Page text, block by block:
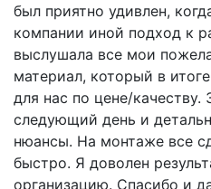
был приятно удивлен,
компании иной подход к
выслушала все мои
материал, который в
для нас по цене/
следующий день и
нюансы. На монтаже все
быстро. Я доволен
организацию. Спасибо и